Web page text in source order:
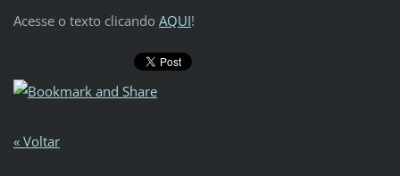
Acesse o texto clicando AQUI!
« Voltar